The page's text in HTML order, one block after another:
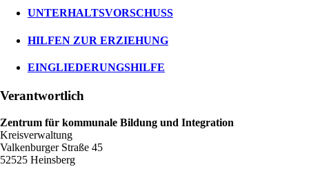
UNTERHALTSVORSCHUSS
HILFEN ZUR ERZIEHUNG
EINGLIEDERUNGSHILFE
Verantwortlich
Zentrum für kommunale Bildung und Integration
Kreisverwaltung
Valkenburger Straße 45
52525 Heinsberg